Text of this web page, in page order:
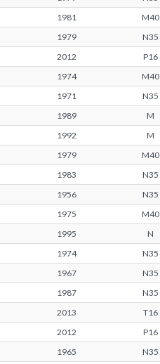
1981 M40
1979 N35
2012 P16
1974 M40
1971 N35
1989 M
1992 M
1979 M40
1983 N35
1956 N35
1975 M40
1995 N
1974 N35
1967 N35
1987 N35
2013 T16
2012 P16
1965 N35